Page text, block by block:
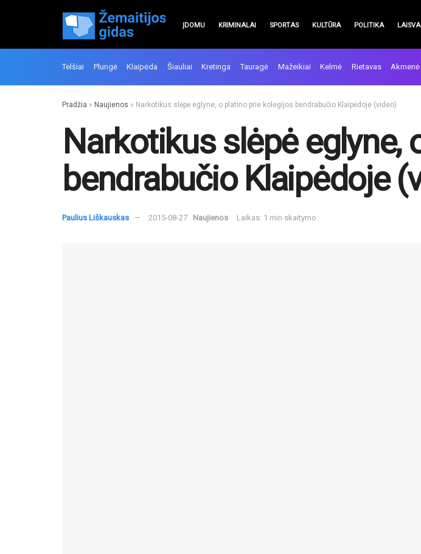
ĮDOMU KRIMINALAI SPORTAS KULTŪRA POLITIKA
Telšiai Plungė Klaipėda Šiauliai Kretinga Tauragė Mažeikiai Kelmė Rietavas Akmenė
Pradžia » Naujienos » Narkotikus slėpė eglyne, o platino prie kolegijos bendrabučio Klaipėdoje (video)
Narkotikus slėpė eglyne,
bendrabučio Klaipėdoje
Paulius Liškauskas 2015-08-27 Naujienos Laikas: 1 min skaitymo